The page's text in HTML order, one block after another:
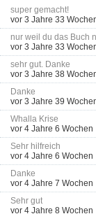
super gemacht!
vor 3 Jahre 33
nur weil du das Buch
vor 3 Jahre 33
sehr gut. Danke
vor 3 Jahre 38
Danke
vor 3 Jahre 39
Whalla Krise
vor 4 Jahre 6 Wochen
Sehr hilfreich
vor 4 Jahre 6 Wochen
Danke
vor 4 Jahre 7 Wochen
Sehr gut
vor 4 Jahre 8 Wochen